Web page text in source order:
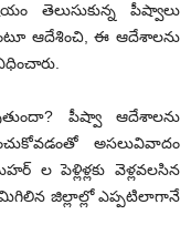
తెలుసుకున్న పీష్వాలు
ఆదేశించి, ఈ ఆదేశాలను
పీష్వా ఆదేశాలను
అసలువివాదం
ల పెళ్లిళ్లకు వెళ్లవలసిన
జిల్లాల్లో ఎప్పటిలాగానే